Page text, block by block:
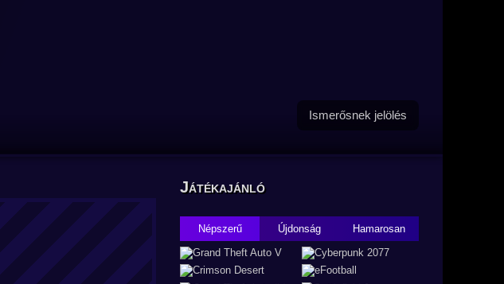
Ismerősnek jelölés
Játékajánló
Népszerű Újdonság Hamarosan